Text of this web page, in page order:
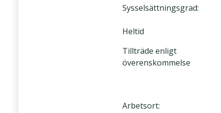
Sysselsättningsgrad:
Heltid
Tillträde enligt
överenskommelse
Arbetsort: